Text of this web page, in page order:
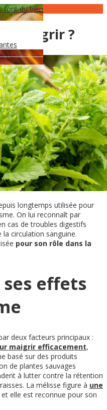
font du bien
maigrir ?
longtemps utilisée pour
On lui reconnaît par
cas de troubles digestifs
circulation sanguine.
pour son rôle dans la
effets
deux facteurs principaux :
maigrir efficacement,
basé sur des produits
de plantes sauvages
à lutter contre la rétention
La mélisse figure à une
et elle est reconnue pour son